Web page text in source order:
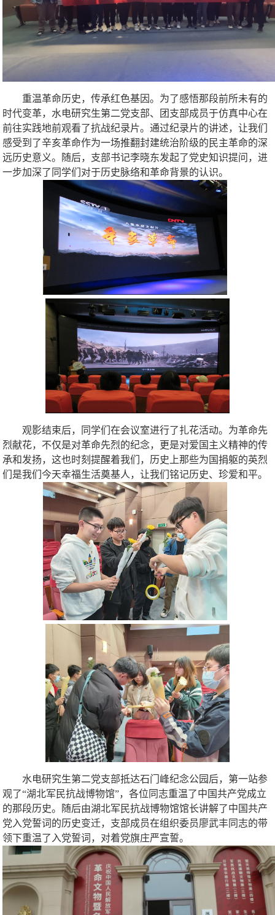
重温革命历史，传承红色基因。为了感悟那段前所未有的
时代变革，水电研究生第二党支部、团支部成员于仿真中心在
前往实践地前观看了抗战纪录片。通过纪录片的讲述，让我们
感受到了辛亥革命作为一场推翻封建统治阶级的民主革命的深
远历史意义。随后，支部书记李晓东发起了党史知识提问，进
一步加深了同学们对于历史脉络和革命背景的认识。
观影结束后，同学们在会议室进行了扎花活动。为革命先
烈献花，不仅是对革命先烈的纪念，更是对爱国主义精神的传
承和发扬，这也时刻提醒着我们，历史上那些为国捐躯的英烈
们是我们今天幸福生活奠基人，让我们铭记历史、珍爱和平。
水电研究生第二党支部抵达石门峰纪念公园后，第一站参
观了“湖北军民抗战博物馆”，各位同志重温了中国共产党成立
的那段历史。随后由湖北军民抗战博物馆馆长讲解了中国共产
党入党誓词的历史变迁，支部成员在组织委员廖武丰同志的带
领下重温了入党誓词，对着党旗庄严宣誓。